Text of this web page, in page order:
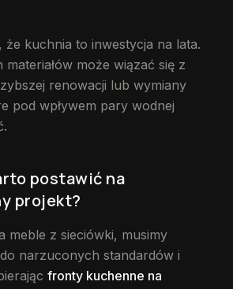
że kuchnia to inwestycja na lata.
może wiązać się z
renowacji lub wymiany
pod wpływem pary wodnej
postawić na
projekt?
meble z sieciówki, musimy
narzuconych standardów i
fronty kuchenne na